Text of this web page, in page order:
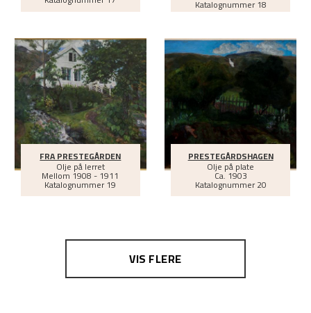
Katalognummer 18
FRA PRESTEGÅRDEN
Olje på lerret
Mellom 1908 - 1911
Katalognummer 19
PRESTEGÅRDSHAGEN
Olje på plate
Ca.1903
Katalognummer 20
VIS FLERE